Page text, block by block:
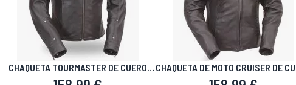
CHAQUETA TOURMASTER DE CUERO
NEGRO
CHAQUETA DE MOTO CRUISER DE
NAKED